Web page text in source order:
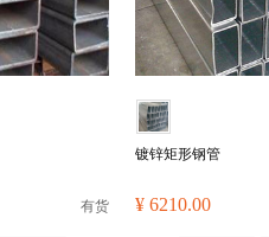
有货
镀锌矩形钢管
¥ 6210.00